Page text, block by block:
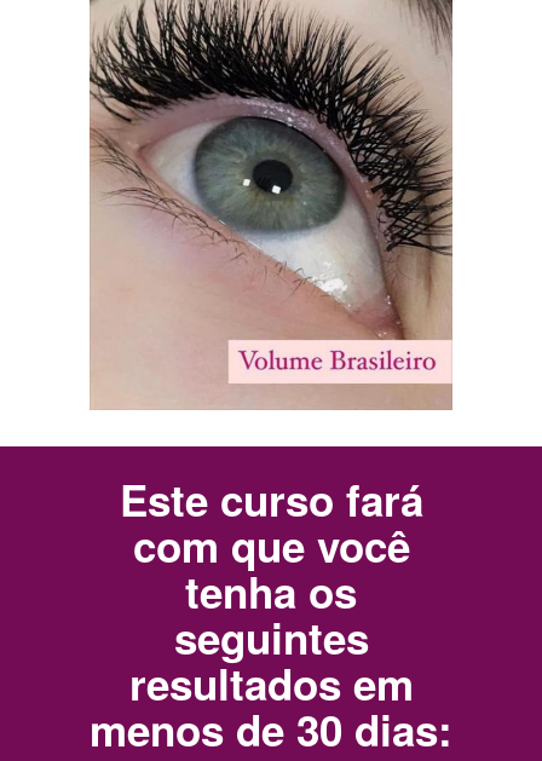
Este curso fará
com que você
tenha os
seguintes
resultados em
menos de 30 dias: